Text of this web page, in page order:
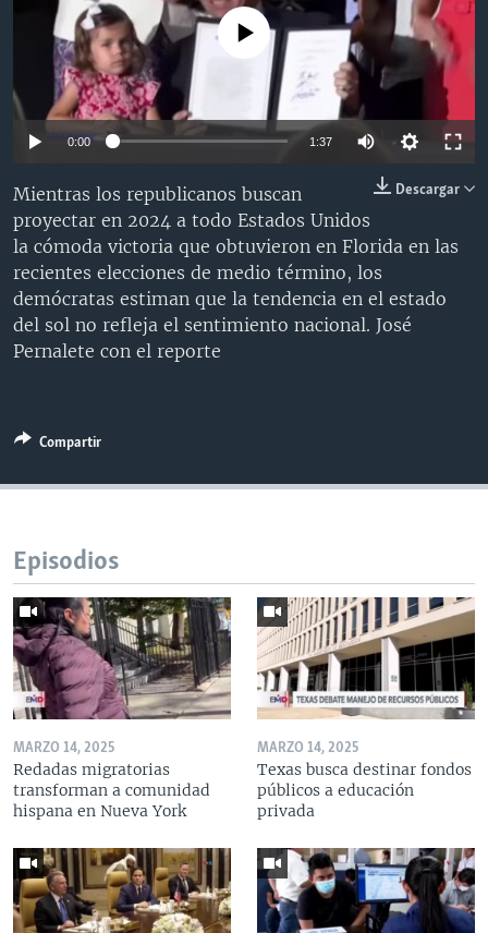
VENEZUELA
BRASIL
NICARAGUA
ECONOMÍA
ENTRETENIMIENTO Y CULTURA
TECNOLOGÍA
DEPORTES
MULTIMEDIA
VIDEOS
FOTOGRAFÍA
AUDIOS
PROGRAMAS TV
EL MUNDO AL DÍA
FORO INTERAMERICANO
LAS CLAVES
PANORAMA
RADIO
AVANCE INFORMATIVO
BUENOS DÍAS AMÉRICA
ESTADOS UNIDOS AL DÍA
EL MUNDO AL DÍA [RADIO]
FORO [RADIO]
ENTRETENIMIENTO
DIRECT
Learning English
SÍGANOS
No media source currently available
0:00 1:37
Descargar
Mientras los republicanos buscan
proyectar en 2024 a todo Estados Unidos
la cómoda victoria que obtuvieron en Florida en las
recientes elecciones de medio término, los
demócratas estiman que la tendencia en el estado
del sol no refleja el sentimiento nacional. José
Pernalete con el reporte
Compartir
Episodios
MARZO 14, 2025
Redadas migratorias
transforman a comunidad
hispana en Nueva York
MARZO 14, 2025
Texas busca destinar fondos
públicos a educación
privada